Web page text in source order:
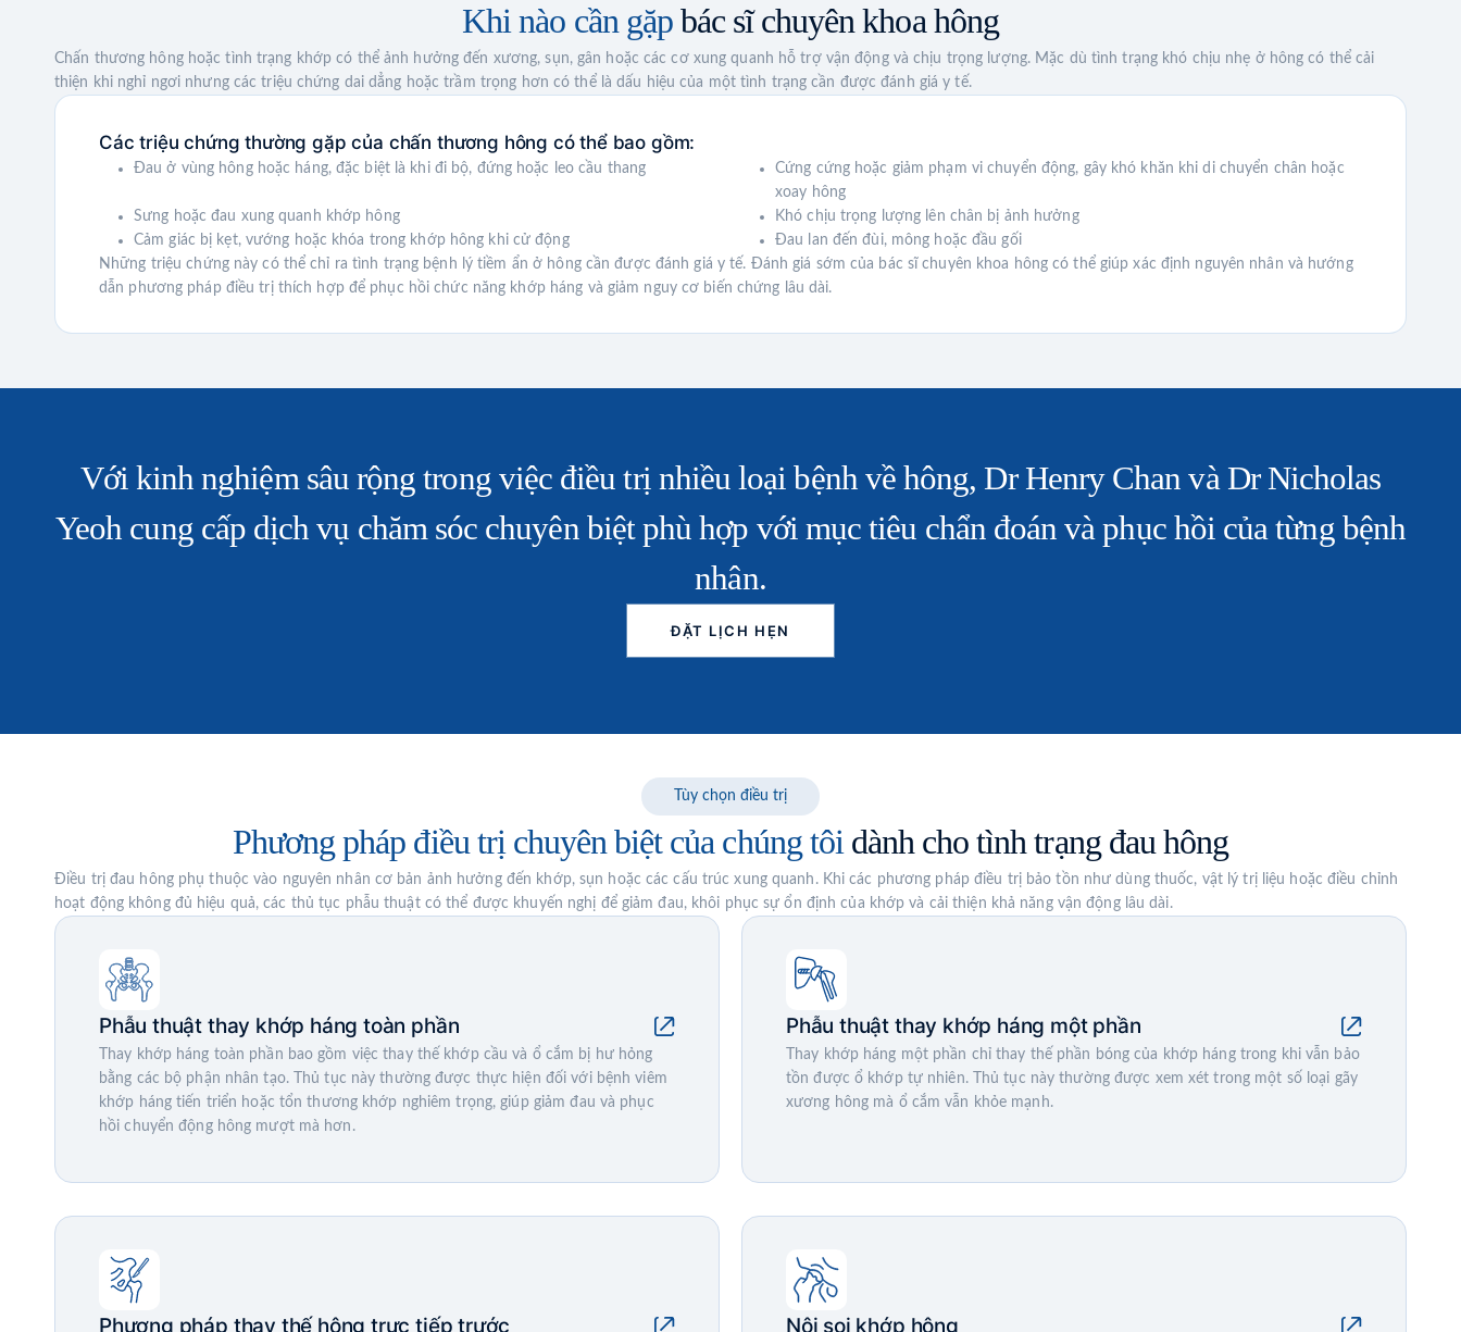
Khi nào cần gặpbác sĩ chuyên khoa hông
Chấn thương hông hoặc tình trạng khớp có thể ảnh hưởng đến xương, sụn, gân hoặc các cơ xung quanh hỗ trợ vận động và chịu trọng lượng. Mặc dù tình trạng khó chịu nhẹ ở hông có thể cải
thiện khi nghỉ ngơi nhưng các triệu chứng dai dẳng hoặc trầm trọng hơn có thể là dấu hiệu của một tình trạng cần được đánh giá y tế.
Các triệu chứng thường gặp của chấn thương hông có thể bao gồm:
Đau ở vùng hông hoặc háng, đặc biệt là khi đi bộ, đứng hoặc leo cầu thang
Cứng cứng hoặc giảm phạm vi chuyển động, gây khó khăn khi di chuyển chân hoặc
xoay hông
Sưng hoặc đau xung quanh khớp hông
Khó chịu trọng lượng lên chân bị ảnh hưởng
Cảm giác bị kẹt, vướng hoặc khóa trong khớp hông khi cử động
Đau lan đến đùi, mông hoặc đầu gối
Những triệu chứng này có thể chỉ ra tình trạng bệnh lý tiềm ẩn ở hông cần được đánh giá y tế. Đánh giá sớm của bác sĩ chuyên khoa hông có thể giúp xác định nguyên nhân và hướng
dẫn phương pháp điều trị thích hợp để phục hồi chức năng khớp háng và giảm nguy cơ biến chứng lâu dài.
Với kinh nghiệm sâu rộng trong việc điều trị nhiều loại bệnh về hông, Dr Henry Chan và Dr Nicholas
Yeoh cung cấp dịch vụ chăm sóc chuyên biệt phù hợp với mục tiêu chẩn đoán và phục hồi của từng bệnh
nhân.
ĐẶT LỊCH HẸN
Tùy chọn điều trị
Phương pháp điều trị chuyên biệt của chúng tôi dành cho tình trạng đau hông
Điều trị đau hông phụ thuộc vào nguyên nhân cơ bản ảnh hưởng đến khớp, sụn hoặc các cấu trúc xung quanh. Khi các phương pháp điều trị bảo tồn như dùng thuốc, vật lý trị liệu hoặc điều chỉnh
hoạt động không đủ hiệu quả, các thủ tục phẫu thuật có thể được khuyến nghị để giảm đau, khôi phục sự ổn định của khớp và cải thiện khả năng vận động lâu dài.
Phẫu thuật thay khớp háng toàn phần
Thay khớp háng toàn phần bao gồm việc thay thế khớp cầu và ổ cắm bị hư hỏng
bằng các bộ phận nhân tạo. Thủ tục này thường được thực hiện đối với bệnh viêm
khớp háng tiến triển hoặc tổn thương khớp nghiêm trọng, giúp giảm đau và phục
hồi chuyển động hông mượt mà hơn.
Phẫu thuật thay khớp háng một phần
Thay khớp háng một phần chỉ thay thế phần bóng của khớp háng trong khi vẫn bảo
tồn được ổ khớp tự nhiên. Thủ tục này thường được xem xét trong một số loại gãy
xương hông mà ổ cắm vẫn khỏe mạnh.
Phương pháp thay thế hông trực tiếp trước Nội soi khớp hông